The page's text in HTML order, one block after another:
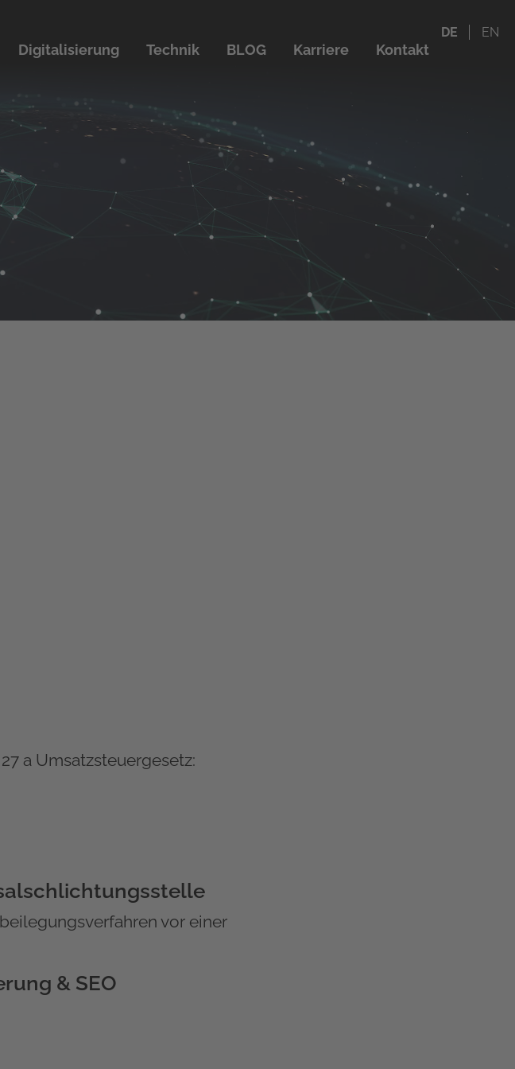
DE EN
Digitalisierung Technik BLOG Karriere Kontakt
a Umsatzsteuergesetz:
vor einer
& SEO